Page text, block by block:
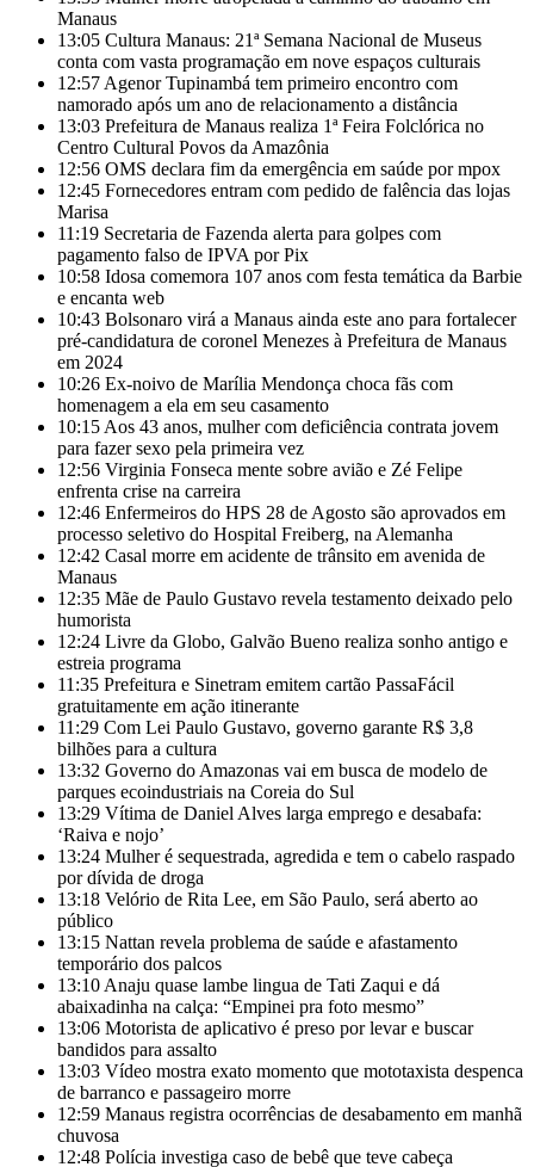
Manaus
13:05 Cultura Manaus: 21ª Semana Nacional de Museus
conta com vasta programação em nove espaços culturais
12:57 Agenor Tupinambá tem primeiro encontro com
namorado após um ano de relacionamento a distância
13:03 Prefeitura de Manaus realiza 1ª Feira Folclórica no
Centro Cultural Povos da Amazônia
12:56 OMS declara fim da emergência em saúde por mpox
12:45 Fornecedores entram com pedido de falência das lojas
Marisa
11:19 Secretaria de Fazenda alerta para golpes com
pagamento falso de IPVA por Pix
10:58 Idosa comemora 107 anos com festa temática da Barbie
e encanta web
10:43 Bolsonaro virá a Manaus ainda este ano para fortalecer
pré-candidatura de coronel Menezes à Prefeitura de Manaus
em 2024
10:26 Ex-noivo de Marília Mendonça choca fãs com
homenagem a ela em seu casamento
10:15 Aos 43 anos, mulher com deficiência contrata jovem
para fazer sexo pela primeira vez
12:56 Virginia Fonseca mente sobre avião e Zé Felipe
enfrenta crise na carreira
12:46 Enfermeiros do HPS 28 de Agosto são aprovados em
processo seletivo do Hospital Freiberg, na Alemanha
12:42 Casal morre em acidente de trânsito em avenida de
Manaus
12:35 Mãe de Paulo Gustavo revela testamento deixado pelo
humorista
12:24 Livre da Globo, Galvão Bueno realiza sonho antigo e
estreia programa
11:35 Prefeitura e Sinetram emitem cartão PassaFácil
gratuitamente em ação itinerante
11:29 Com Lei Paulo Gustavo, governo garante R$ 3,8
bilhões para a cultura
13:32 Governo do Amazonas vai em busca de modelo de
parques ecoindustriais na Coreia do Sul
13:29 Vítima de Daniel Alves larga emprego e desabafa:
‘Raiva e nojo’
13:24 Mulher é sequestrada, agredida e tem o cabelo raspado
por dívida de droga
13:18 Velório de Rita Lee, em São Paulo, será aberto ao
público
13:15 Nattan revela problema de saúde e afastamento
temporário dos palcos
13:10 Anaju quase lambe lingua de Tati Zaqui e dá
abaixadinha na calça: “Empinei pra foto mesmo”
13:06 Motorista de aplicativo é preso por levar e buscar
bandidos para assalto
13:03 Vídeo mostra exato momento que mototaxista despenca
de barranco e passageiro morre
12:59 Manaus registra ocorrências de desabamento em manhã
chuvosa
12:48 Polícia investiga caso de bebê que teve cabeça